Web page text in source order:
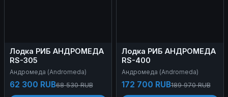
Лодка РИБ АНДРОМЕДА
RS-305
Андромеда (Andromeda)
62 300 RUB68 530 RUB
Лодка РИБ АНДРОМЕДА
RS-400
Андромеда (Andromeda)
172 700 RUB189 970 RUB